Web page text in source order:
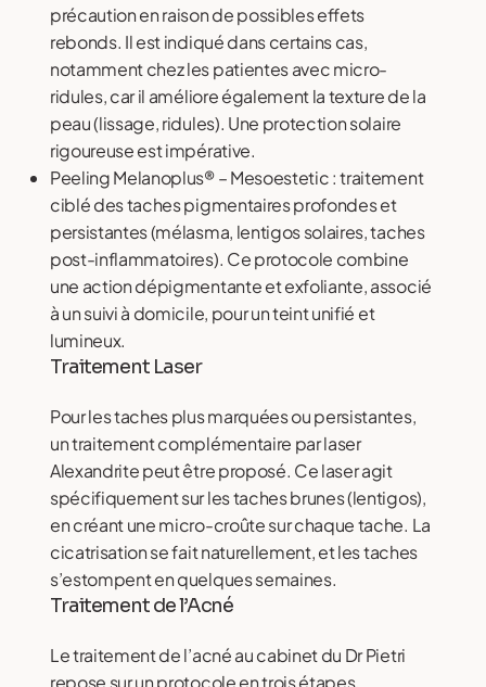
précaution en raison de possibles effets
rebonds. Il est indiqué dans certains cas,
notamment chez les patientes avec micro-
ridules, car il améliore également la texture de la
peau (lissage, ridules). Une protection solaire
rigoureuse est impérative.
Peeling Melanoplus® – Mesoestetic : traitement
ciblé des taches pigmentaires profondes et
persistantes (mélasma, lentigos solaires, taches
post-inflammatoires). Ce protocole combine
une action dépigmentante et exfoliante, associé
à un suivi à domicile, pour un teint unifié et
lumineux.
Traitement Laser
Pour les taches plus marquées ou persistantes,
un traitement complémentaire par laser
Alexandrite peut être proposé. Ce laser agit
spécifiquement sur les taches brunes (lentigos),
en créant une micro-croûte sur chaque tache. La
cicatrisation se fait naturellement, et les taches
s’estompent en quelques semaines.
Traitement de l’Acné
Le traitement de l’acné au cabinet du Dr Pietri
repose sur un protocole en trois étapes,